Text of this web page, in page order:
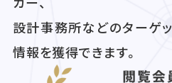
設計事務所などのターゲ
情報を獲得できます。